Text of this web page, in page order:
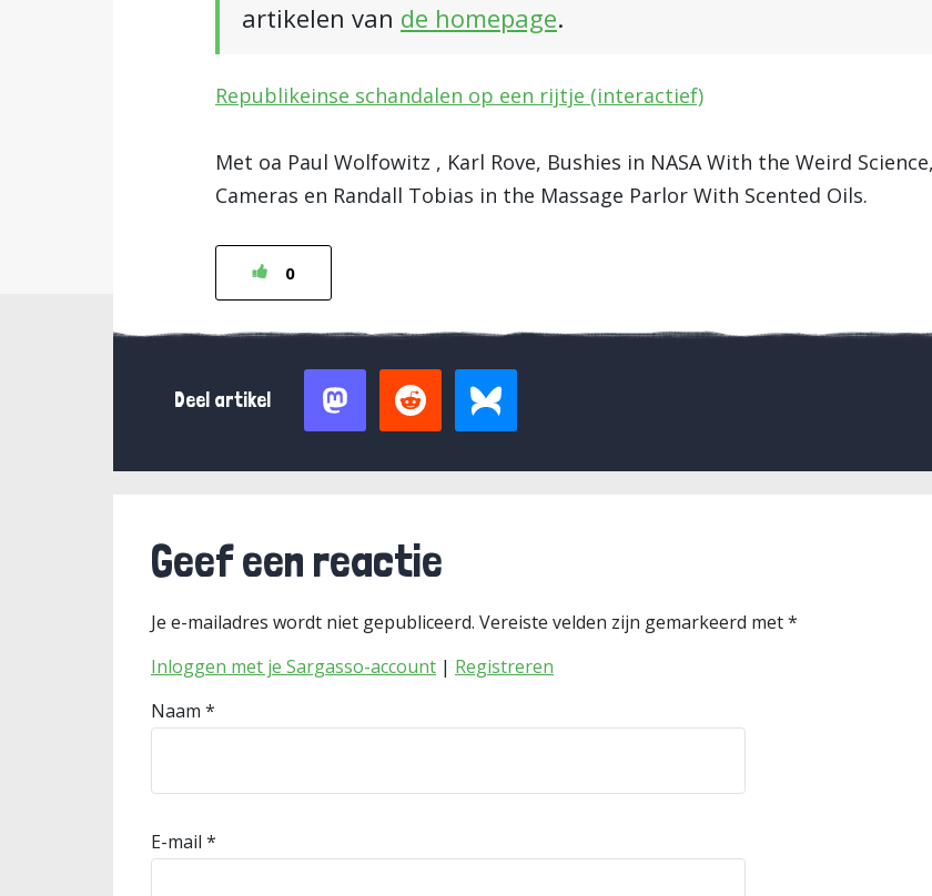
artikelen van de homepage.
Republikeinse schandalen op een rijtje (interactief)
Met oa Paul Wolfowitz , Karl Rove, Bushies in NASA With the Weird
Cameras en Randall Tobias in the Massage Parlor With Scented Oils.
0
Deel artikel
Geef een reactie
Je e-mailadres wordt niet gepubliceerd. Vereiste velden zijn gemarkeerd met*
Inloggen met je Sargasso-account | Registreren
Naam *
E-mail *